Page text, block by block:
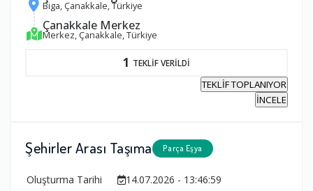
Biga, Çanakkale, Türkiye
Çanakkale Merkez
Merkez, Çanakkale, Türkiye
1 TEKLİF VERİLDİ
TEKLİF TOPLANIYOR
İNCELE
Şehirler Arası Taşıma Parça Eşya
Oluşturma Tarihi
14.07.2026 - 13:46:59